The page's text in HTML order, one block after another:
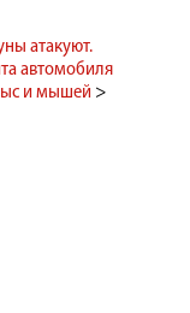
атакуют.
автомобиля
и мышей >